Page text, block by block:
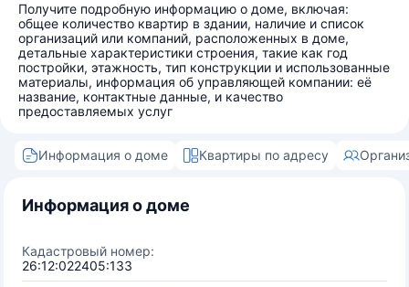
Получите подробную информацию о доме, включая:
общее количество квартир в здании, наличие и список
организаций или компаний, расположенных в доме,
детальные характеристики строения, такие как год
постройки, этажность, тип конструкции и использованные
материалы, информация об управляющей компании: её
название, контактные данные, и качество
предоставляемых услуг
Информация о доме Квартиры по адресу
Информация о доме
Кадастровый номер:
26:12:022405:133